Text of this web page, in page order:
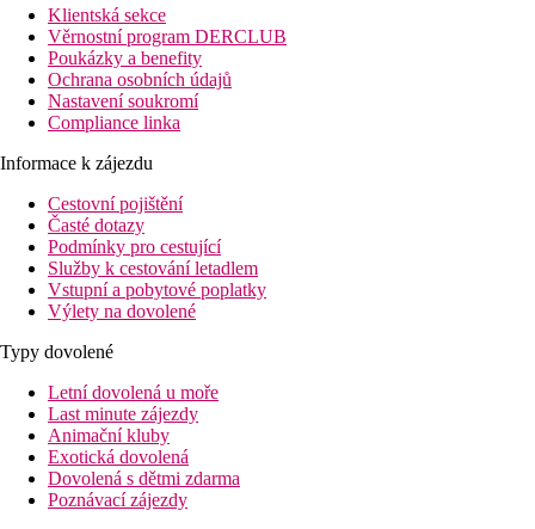
Klientská sekce
Věrnostní program DERCLUB
Poukázky a benefity
Ochrana osobních údajů
Nastavení soukromí
Compliance linka
Informace k zájezdu
Cestovní pojištění
Časté dotazy
Podmínky pro cestující
Služby k cestování letadlem
Vstupní a pobytové poplatky
Výlety na dovolené
Typy dovolené
Letní dovolená u moře
Last minute zájezdy
Animační kluby
Exotická dovolená
Dovolená s dětmi zdarma
Poznávací zájezdy